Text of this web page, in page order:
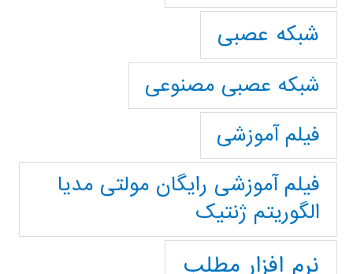
شبکه عصبی
شبکه عصبی مصنوعی
فیلم آموزشی
فیلم آموزشی رایگان مولتی مدیا
الگوریتم ژنتیک
نرم افزار مطلب